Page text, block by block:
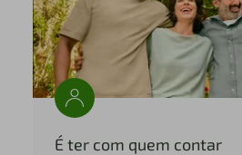
É ter com quem contar